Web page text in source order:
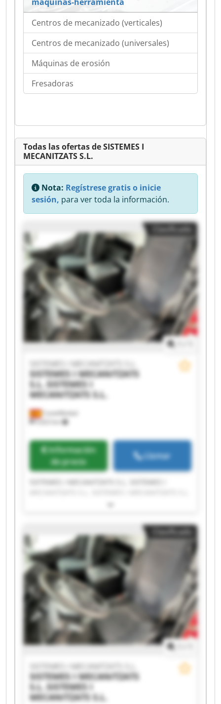
máquinas-herramienta
Centros de mecanizado (verticales)
Centros de mecanizado (universales)
Máquinas de erosión
Fresadoras
Todas las ofertas de SISTEMES I
MECANITZATS S.L.
Nota: Regístrese gratis o inicie
sesión, para ver toda la información.
Castellbisbal
9,423 km
SISTEMES I MECANITZATS S.L.
SISTEMES I MECANITZATS
S.L. SISTEMES I
MECANITZATS S.L.
Información
de precio
Llamar
SISTEMES I MECANITZATS S.L. SISTEMES I
SISTEMES I MECANITZATS S.L. SISTEMES I
MECANITZATS S.L. SISTEMES I MECANITZATS S.L.
SISTEMES I MECANITZATS S.L. SISTEMES I
MECANITZATS S.L. SISTEMES I MECANITZATS S.L.
SISTEMES I MECANITZATS S.L. SISTEMES I
MECANITZATS S.L. SISTEMES I MECANITZATS S.L.
SISTEMES I MECANITZATS S.L. SISTEMES I
MECANITZATS S.L. SISTEMES I MECANITZATS S.L.
SISTEMES I MECANITZATS S.L. SISTEMES I
MECANITZATS S.L.
SISTEMES I MECANITZATS S.L.
SISTEMES I MECANITZATS
S.L. SISTEMES I
MECANITZATS S.L.